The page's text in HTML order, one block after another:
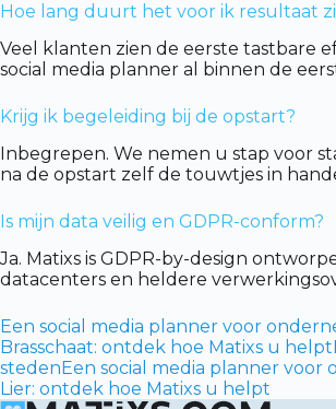
Hoe lang duurt het voor ik resultaat
Veel klanten zien de eerste tastbare
social media planner al binnen de
Krijg ik begeleiding bij de opstart?
Inbegrepen. We nemen u stap voor
na de opstart zelf de touwtjes in
Is mijn data veilig en GDPR-conform?
Ja. Matixs is GDPR-by-design
datacenters en heldere
Een social media planner voor
Brasschaat: ontdek hoe Matixs u helpt
stedenEen social media planner voor
Lier: ontdek hoe Matixs u helpt